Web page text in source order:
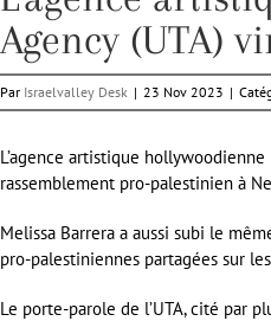
Agency (UTA)
Par Israelvalley Desk | 23 Nov 2023 |
L’agence artistique hollywoodienne
rassemblement pro-palestinien à
Melissa Barrera a aussi subi le
pro-palestiniennes partagées sur
Le porte-parole de l’UTA, cité par